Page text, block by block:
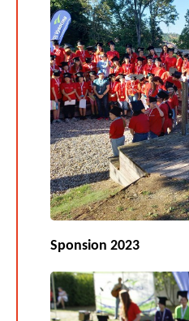
Sponsion 2023